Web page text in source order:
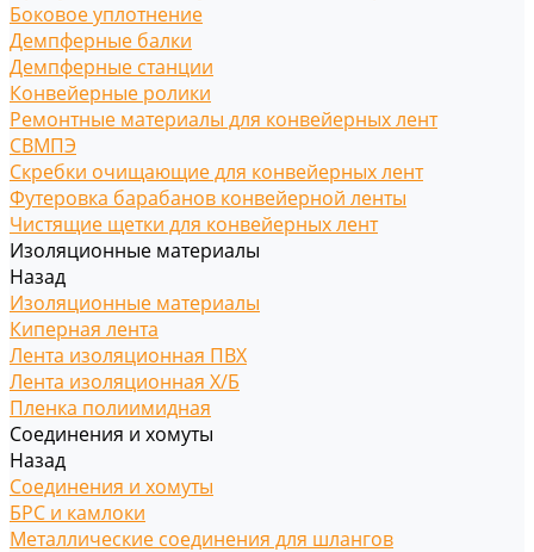
Боковое уплотнение
Демпферные балки
Демпферные станции
Конвейерные ролики
Ремонтные материалы для конвейерных лент
СВМПЭ
Скребки очищающие для конвейерных лент
Футеровка барабанов конвейерной ленты
Чистящие щетки для конвейерных лент
Изоляционные материалы
Назад
Изоляционные материалы
Киперная лента
Лента изоляционная ПВХ
Лента изоляционная Х/Б
Пленка полиимидная
Соединения и хомуты
Назад
Соединения и хомуты
БРС и камлоки
Металлические соединения для шлангов